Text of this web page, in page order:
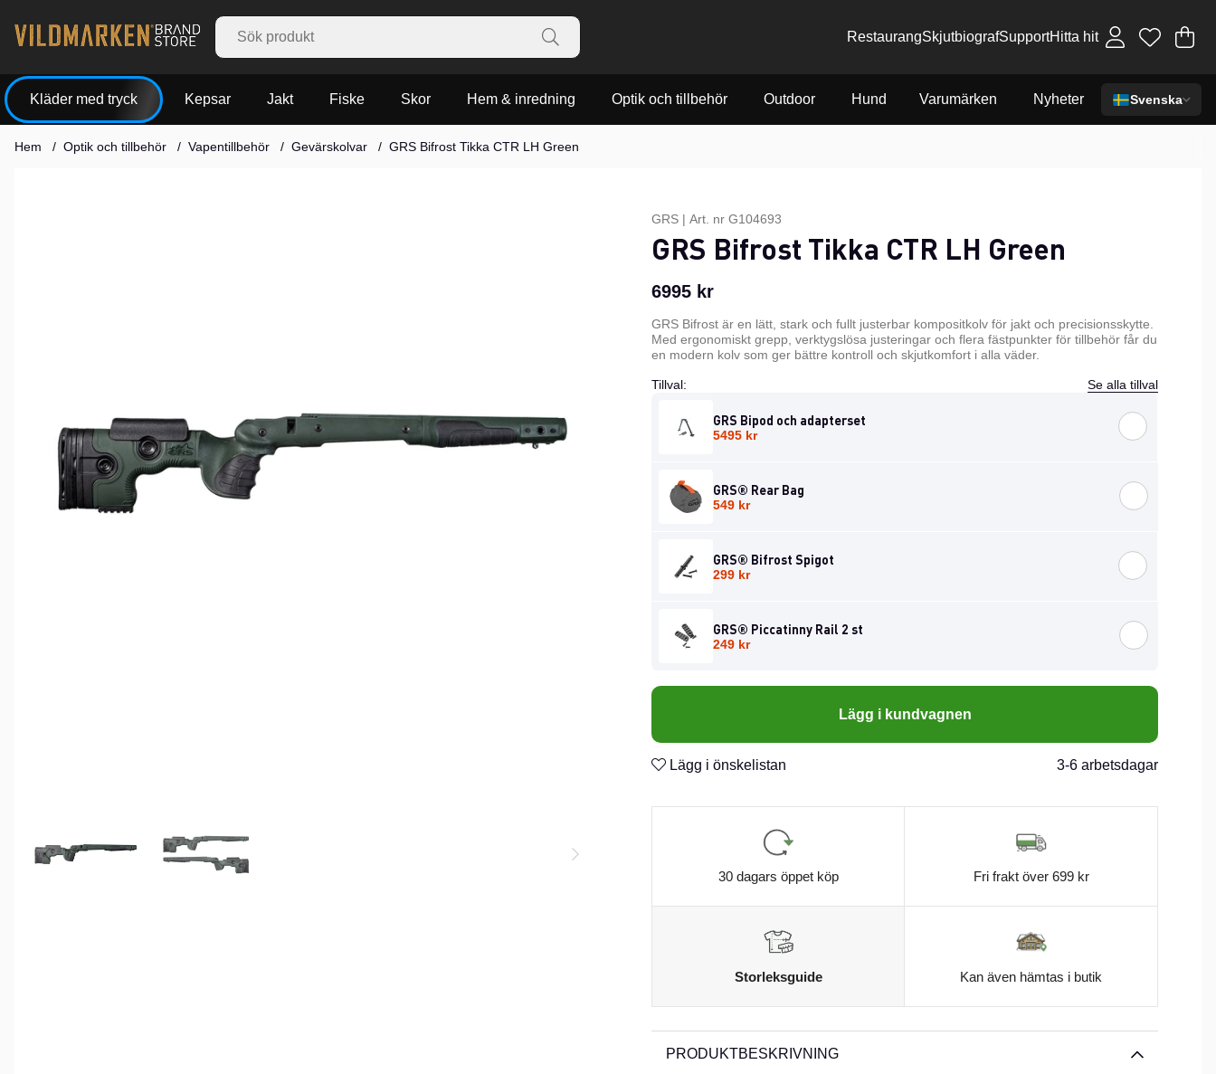
RestaurangSkjutbiografSupportHitta hit .
Kläder med tryck Kepsar Jakt Fiske Skor Hem & inredning Optik och tillbehör Outdoor Hund Varumärken Nyheter Svenska
Hem Optik och tillbehör Vapentillbehör Gevärskolvar GRS Bifrost Tikka CTR LH Green
GRS | Art. nr G104693
GRS Bifrost Tikka CTR LH Green
6995 kr
GRS Bifrost är en lätt, stark och fullt justerbar kompositkolv för jakt och precisionsskytte.
Med ergonomiskt grepp, verktygslösa justeringar och flera fästpunkter för tillbehör får du
en modern kolv som ger bättre kontroll och skjutkomfort i alla väder.
Tillval: Se alla tillval
GRS Bipod och adapterset
5495 kr
GRS® Rear Bag
549 kr
GRS® Bifrost Spigot
299 kr
GRS® Piccatinny Rail 2 st
249 kr
Lägg i kundvagnen
Lägg i önskelistan 3-6 arbetsdagar
30 dagars öppet köp Fri frakt över 699 kr
Storleksguide Kan även hämtas i butik
PRODUKTBESKRIVNING